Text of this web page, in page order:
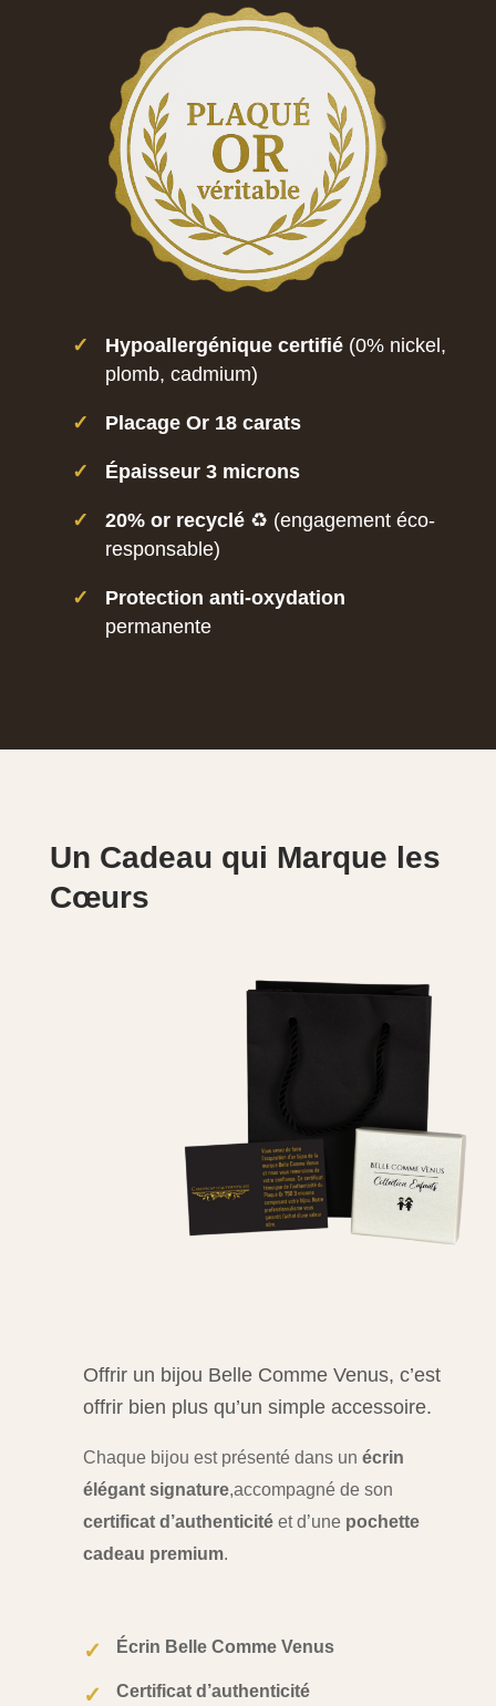
✓ Hypoallergénique certifié(0% nickel,
plomb, cadmium)
✓ Placage Or 18 carats
✓ Épaisseur 3 microns
✓ 20% or recyclé♻️ (engagement éco-
responsable)
✓
Protection anti-oxydation
permanente
Un Cadeau qui Marque les
Cœurs
Offrir un bijou Belle Comme Venus, c’est
offrir bien plus qu’un simple accessoire.
Chaque bijou est présenté dans un écrin
élégant signature,accompagné de son
certificat d’authenticitéet d’une pochette
cadeau premium.
✓ Écrin Belle Comme Venus
✓ Certificat d’authenticité